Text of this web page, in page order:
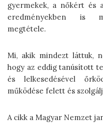
gyermekek, a nőkért és
eredményekben is
megtétele.
Mi, akik mindezt láttuk,
hogy az eddig tanúsított
és lelkesedésével
működése felett és
A cikk a Magyar Nemzet